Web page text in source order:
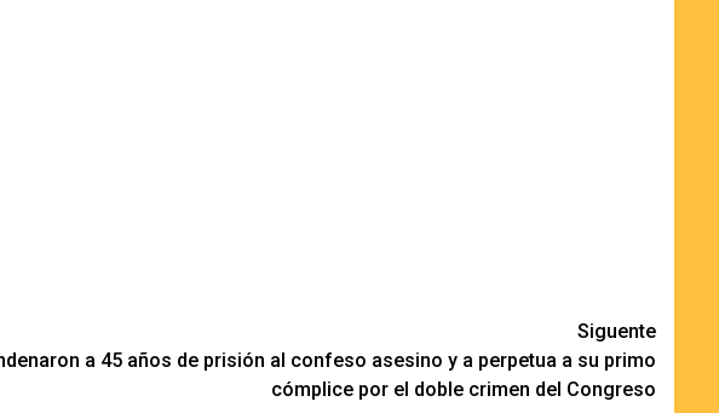
Siguente
a 45 años de prisión al confeso asesino y a perpetua a su primo
cómplice por el doble crimen del Congreso